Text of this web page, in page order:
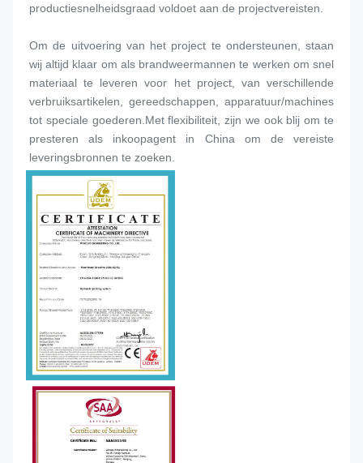
productiesnelheidsgraad voldoet aan de projectvereisten.
Om de uitvoering van het project te ondersteunen, staan
wij altijd klaar om als brandweermannen te werken om snel
materiaal te leveren voor het project, van verschillende
verbruiksartikelen, gereedschappen, apparatuur/machines
tot speciale goederen.Met flexibiliteit, zijn we ook blij om te
presteren als inkoopagent in China om de vereiste
leveringsbronnen te zoeken.